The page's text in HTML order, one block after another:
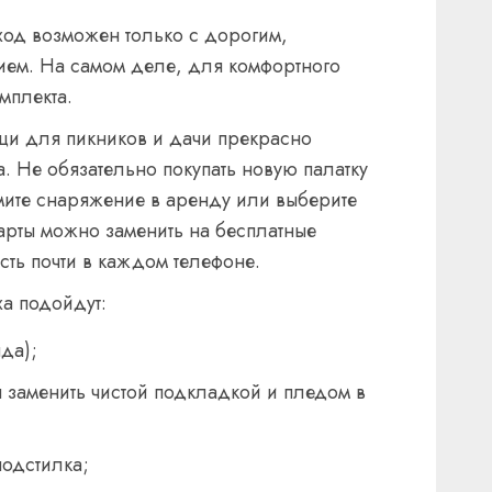
возможен только с дорогим,
На самом деле, для комфортного
для пикников и дачи прекрасно
Не обязательно покупать новую палатку
снаряжение в аренду или выберите
можно заменить на бесплатные
почти в каждом телефоне.
подойдут:
чистой подкладкой и пледом в